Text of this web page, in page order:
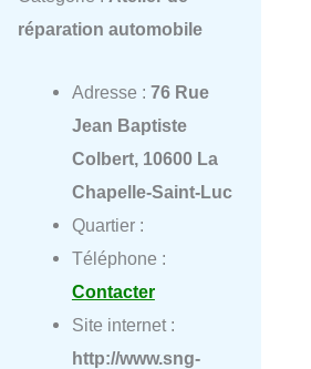
réparation automobile
Adresse : 76 Rue
Jean Baptiste
Colbert, 10600 La
Chapelle-Saint-Luc
Quartier :
Téléphone :
Contacter
Site internet :
http://www.sng-